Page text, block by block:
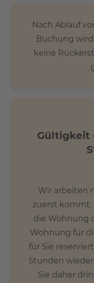
Nach Ablauf
Buchung
keine
Gültigkeit
Wir arbeiten
zuerst kommt,
die Wohnung
Wohnung für
für Sie
Stunden
Sie daher